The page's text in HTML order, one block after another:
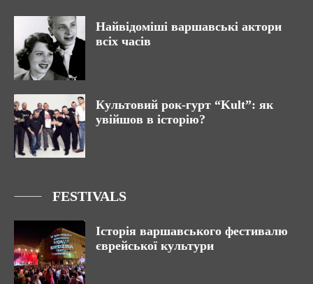
Найвідоміші варшавські актори
всіх часів
Культовий рок-гурт “Kult”: як
увійшов в історію?
FESTIVALS
Історія варшавського фестивалю
єврейської культури